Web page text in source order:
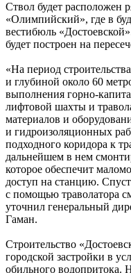
Ствол будет расположен
«Олимпийский», где в
вестибюль
будет построен на
«На период
и глубиной около 60
выполнения горно-
лифтовой шахты и
материалов и
и гидроизоляционных
подходного коридора к
дальнейшем в нем
которое обеспечит
доступ на станцию.
с помощью траволатора
уточнил генеральный
Гаман.
Строительство
городской застройки в
обильного водопритока.